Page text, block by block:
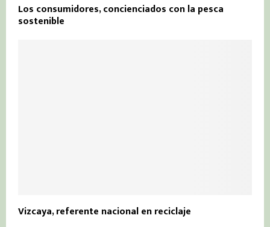
Los consumidores, concienciados con la pesca
sostenible
Vizcaya, referente nacional en reciclaje